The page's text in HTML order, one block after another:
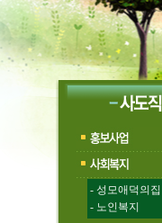
- 성모애덕의집
- 노인복지